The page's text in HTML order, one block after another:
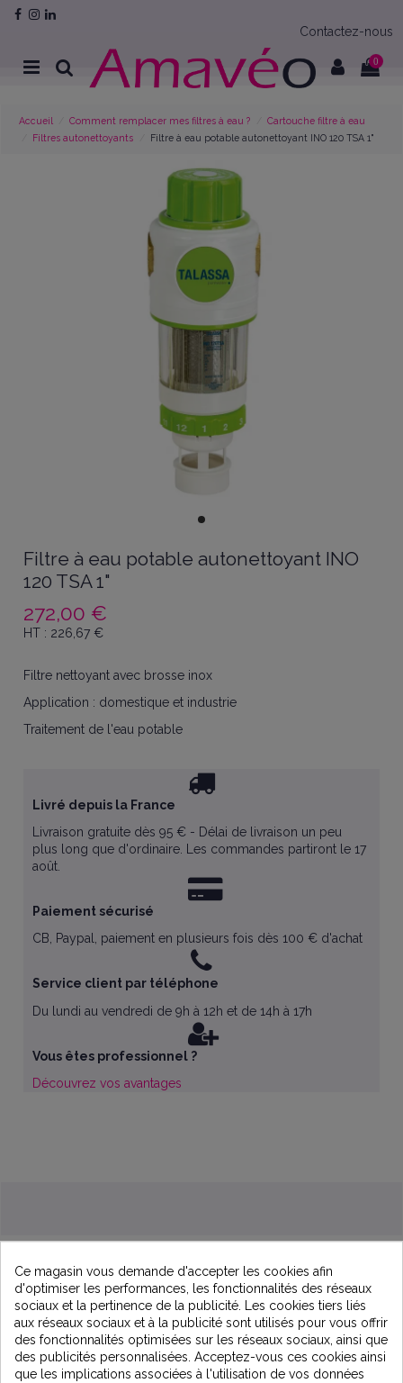
Contactez-nous
0
Accueil Comment remplacer mes filtres à eau ?
Cartouche filtre à eau
Filtres autonettoyants
Filtre à eau potable autonettoyant INO 120 TSA 1"
Filtre à eau potable autonettoyant INO
120 TSA 1"
272,00 €
HT : 226,67€
Filtre nettoyant avec brosse inox
Application : domestique et industrie
Traitement de l'eau potable
Livré depuis la France
Livraison gratuite dès 95 € - Délai de livraison un peu
plus long que d'ordinaire. Les commandes partiront le 17
août.
Paiement sécurisé
CB, Paypal, paiement en plusieurs fois dès 100 € d'achat
Service client par téléphone
Du lundi au vendredi de 9h à 12h et de 14h à 17h
Vous êtes professionnel ?
Découvrez vos avantages
Description
Ce magasin vous demande d'accepter les cookies afin
d'optimiser les performances, les fonctionnalités des réseaux
sociaux et la pertinence de la publicité. Les cookies tiers liés
aux réseaux sociaux et à la publicité sont utilisés pour vous offrir
des fonctionnalités optimisées sur les réseaux sociaux, ainsi que
des publicités personnalisées. Acceptez-vous ces cookies ainsi
que les implications associées à l'utilisation de vos données